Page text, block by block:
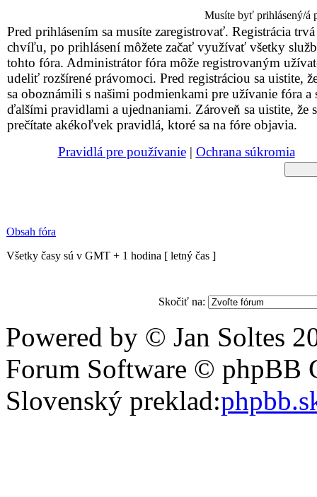
Musíte byť prihlásený/á
Pred prihlásením sa musíte zaregistrovať. Registrácia
chvíľu, po prihlásení môžete začať využívať všetky
tohto fóra. Administrátor fóra môže registrovaným
udeliť rozšírené právomoci. Pred registráciou sa uistite,
sa oboznámili s našimi podmienkami pre užívanie fóra a
ďalšími pravidlami a ujednaniami. Zároveň sa uistite, že
prečítate akékoľvek pravidlá, ktoré sa na fóre objavia.
Pravidlá pre používanie| Ochrana súkromia
Obsah fóra
Všetky časy sú v GMT + 1 hodina [ letný čas ]
Skočiť na:
Powered by © Jan Soltes
Forum Software © phpBB
Slovenský preklad: